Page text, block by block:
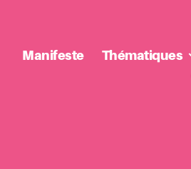
Manifeste Thématiques